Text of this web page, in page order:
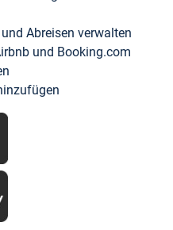
Abreisen verwalten
und Booking.com